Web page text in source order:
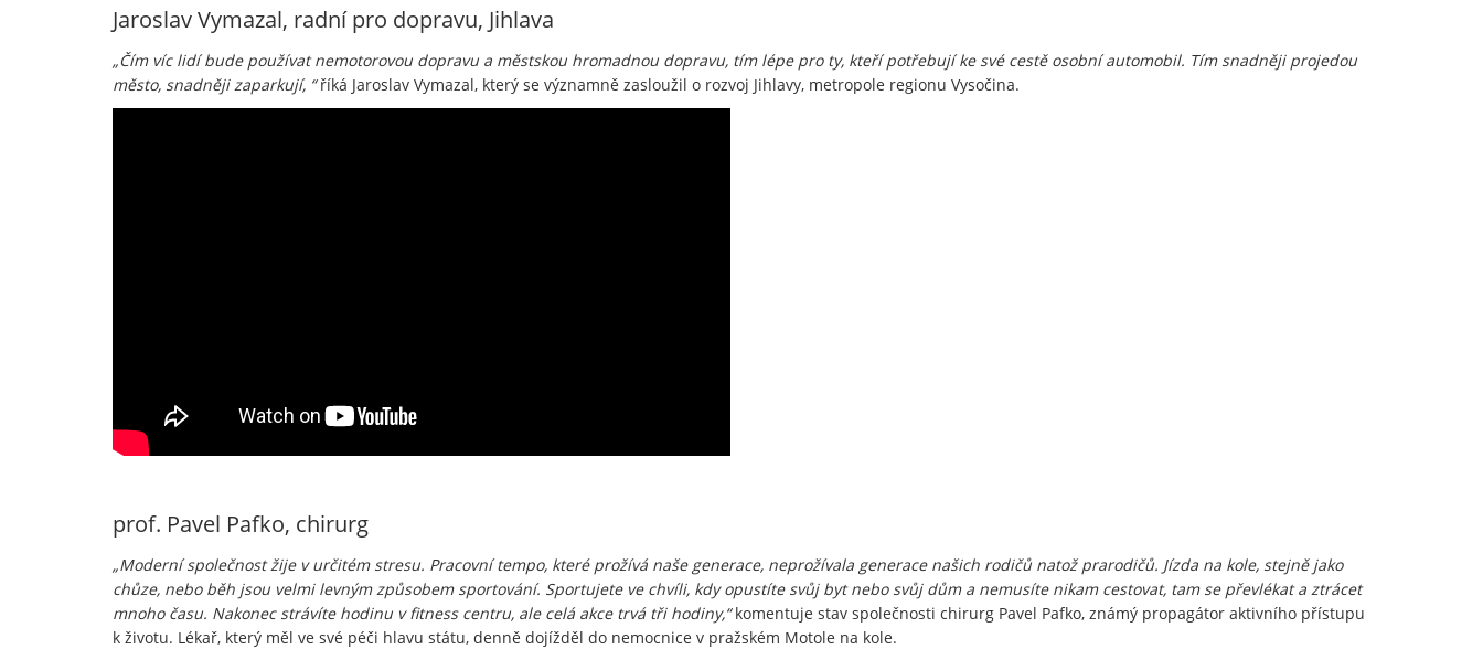
Jaroslav Vymazal, radní pro dopravu, Jihlava
„Čím víc lidí bude používat nemotorovou dopravu a městskou hromadnou dopravu, tím lépe pro ty, kteří potřebují ke své cestě osobní automobil. Tím snadněji projedou
město, snadněji zaparkují, “říká Jaroslav Vymazal, který se významně zasloužil o rozvoj Jihlavy, metropole regionu Vysočina.
prof. Pavel Pafko, chirurg
„Moderní společnost žije v určitém stresu. Pracovní tempo, které prožívá naše generace, neprožívala generace našich rodičů natož prarodičů. Jízda na kole, stejně jako
chůze, nebo běh jsou velmi levným způsobem sportování. Sportujete ve chvíli, kdy opustíte svůj byt nebo svůj dům a nemusíte nikam cestovat, tam se převlékat a ztrácet
mnoho času. Nakonec strávíte hodinu v fitness centru, ale celá akce trvá tři hodiny,“komentuje stav společnosti chirurg Pavel Pafko, známý propagátor aktivního přístupu
k životu. Lékař, který měl ve své péči hlavu státu, denně dojížděl do nemocnice v pražském Motole na kole.